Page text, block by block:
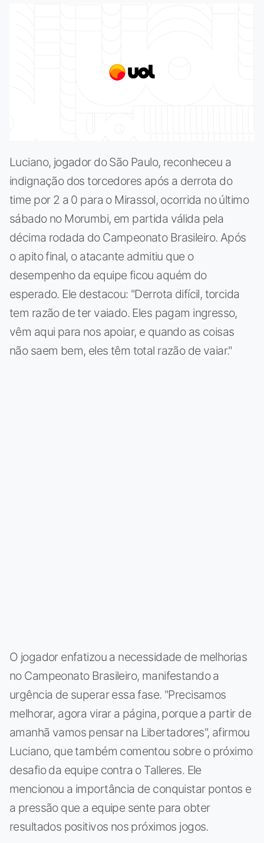
Luciano, jogador do São Paulo, reconheceu a
indignação dos torcedores após a derrota do
time por 2 a 0 para o Mirassol, ocorrida no último
sábado no Morumbi, em partida válida pela
décima rodada do Campeonato Brasileiro. Após
o apito final, o atacante admitiu que o
desempenho da equipe ficou aquém do
esperado. Ele destacou: "Derrota difícil, torcida
tem razão de ter vaiado. Eles pagam ingresso,
vêm aqui para nos apoiar, e quando as coisas
não saem bem, eles têm total razão de vaiar."
O jogador enfatizou a necessidade de melhorias
no Campeonato Brasileiro, manifestando a
urgência de superar essa fase. "Precisamos
melhorar, agora virar a página, porque a partir de
amanhã vamos pensar na Libertadores", afirmou
Luciano, que também comentou sobre o próximo
desafio da equipe contra o Talleres. Ele
mencionou a importância de conquistar pontos e
a pressão que a equipe sente para obter
resultados positivos nos próximos jogos.